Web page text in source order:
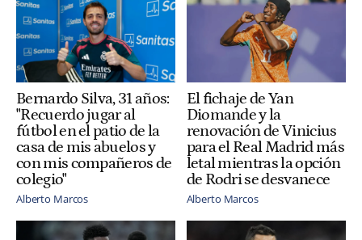
Bernardo Silva, 31 años:
"Recuerdo jugar al
fútbol en el patio de la
casa de mis abuelos y
con mis compañeros de
colegio"
Alberto Marcos
El fichaje de Yan
Diomande y la
renovación de Vinicius
para el Real Madrid más
letal mientras la opción
de Rodri se desvanece
Alberto Marcos